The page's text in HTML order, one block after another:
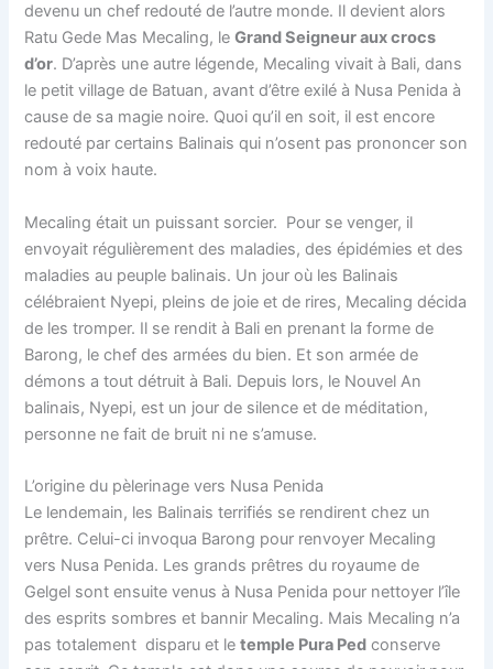
devenu un chef redouté de l’autre monde. Il devient alors
Ratu Gede Mas Mecaling, leGrand Seigneur aux crocs
d’or. D’après une autre légende, Mecaling vivait à Bali, dans
le petit village de Batuan, avant d’être exilé à Nusa Penida à
cause de sa magie noire. Quoi qu’il en soit, il est encore
redouté par certains Balinais qui n’osent pas prononcer son
nom à voix haute.
Mecaling était un puissant sorcier. Pour se venger, il
envoyait régulièrement des maladies, des épidémies et des
maladies au peuple balinais. Un jour où les Balinais
célébraient Nyepi, pleins de joie et de rires, Mecaling décida
de les tromper. Il se rendit à Bali en prenant la forme de
Barong, le chef des armées du bien. Et son armée de
démons a tout détruit à Bali. Depuis lors, le Nouvel An
balinais, Nyepi, est un jour de silence et de méditation,
personne ne fait de bruit ni ne s’amuse.
L’origine du pèlerinage vers Nusa Penida
Le lendemain, les Balinais terrifiés se rendirent chez un
prêtre. Celui-ci invoqua Barong pour renvoyer Mecaling
vers Nusa Penida. Les grands prêtres du royaume de
Gelgel sont ensuite venus à Nusa Penida pour nettoyer l’île
des esprits sombres et bannir Mecaling. Mais Mecaling n’a
pas totalement disparu et letemple Pura Ped conserve